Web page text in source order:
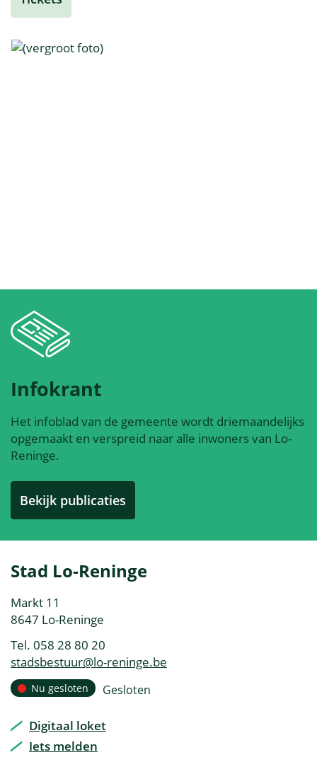
Infokrant
Het infoblad van de gemeente wordt driemaandelijks
opgemaakt en verspreid naar alle inwoners van Lo-
Reninge.
Bekijk publicaties
Contact
&
openingsuren
Stad Lo-Reninge
Adres
Markt 11
,8647 Lo-Reninge
Tel. 058 28 80 20
E-
mail
stadsbestuur@lo-reninge.be
Openingsuren
Vandaag
Nu gesloten Gesloten
Digitaal loket
Iets melden